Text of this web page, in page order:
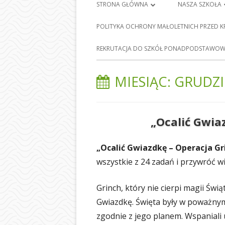
Menu
główne
STRONA GŁÓWNA
PLAN LEKCJI
DZIENNIK ELEKTRONICZNY E-
MAPA STRONY
NASZA SZKOŁA
HISTORIA
BARCICACH
NASZEJ SZKOLE
SEKRETARIAT
RADA
PEDAGOG
POLITYKA OCHRONY MAŁOLETNICH PRZED
REKRUTACJA DO SZKÓŁ
MIESIĄC:
„Ocalić
„Ocalić Gwiazdkę – Operacja
wszystkie z 24 zadań i przywróć
Grinch, który nie cierpi magii
Gwiazdkę. Święta były w
zgodnie z jego planem.